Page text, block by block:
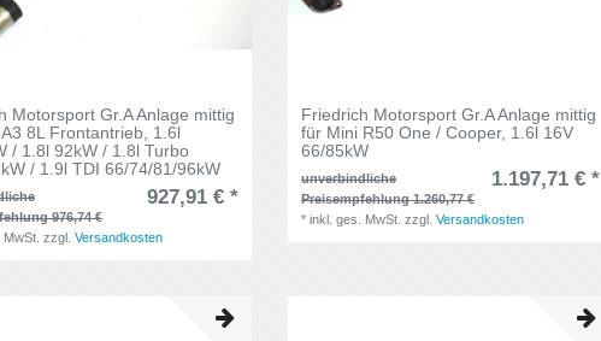
Motorsport Gr.A Anlage mittig
8L Frontantrieb, 1.6l
/ 1.8l 92kW / 1.8l Turbo
/ 1.9l TDI 66/74/81/96kW
976,74 €
927,91 € *
zzgl.Versandkosten
Friedrich Motorsport Gr.A Anlage mittig
für Mini R50 One / Cooper, 1.6l 16V
66/85kW
unverbindliche
Preisempfehlung 1.260,77 €
1.197,71 € *
*inkl. ges. MwSt. zzgl.Versandkosten